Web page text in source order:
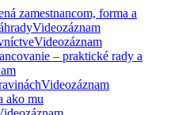
zamestnancom, forma a
Videozáznam
Videozáznam
– praktické rady a
Videozáznam
ako mu